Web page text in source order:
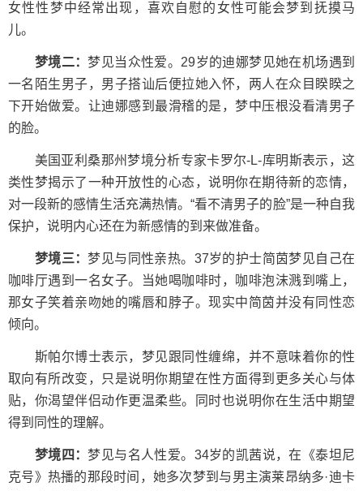
女性性梦中经常出现，喜欢自慰的女性可能会梦到抚摸马
儿。
梦境二： 梦见当众性爱。29岁的迪娜梦见她在机场遇到
一名陌生男子，男子搭讪后便拉她入怀，两人在众目睽睽之
下开始做爱。让迪娜感到最滑稽的是，梦中压根没看清男子
的脸。
美国亚利桑那州梦境分析专家卡罗尔-L-库明斯表示，这
类性梦揭示了一种开放性的心态，说明你在期待新的恋情，
对一段新的感情生活充满热情。“看不清男子的脸”是一种自我
保护，说明内心还在为新感情的到来做准备。
梦境三： 梦见与同性亲热。37岁的护士简茵梦见自己在
咖啡厅遇到一名女子。当她喝咖啡时，咖啡泡沫溅到嘴上，
那女子笑着亲吻她的嘴唇和脖子。现实中简茵并没有同性恋
倾向。
斯帕尔博士表示，梦见跟同性缠绵，并不意味着你的性
取向有所改变，只是说明你期望在性方面得到更多关心与体
贴，你渴望伴侣动作更温柔些。同时也说明你在生活中期望
得到同性的理解。
梦境四： 梦见与名人性爱。34岁的凯茜说，在《泰坦尼
克号》热播的那段时间，她多次梦到与男主演莱昂纳多·迪卡